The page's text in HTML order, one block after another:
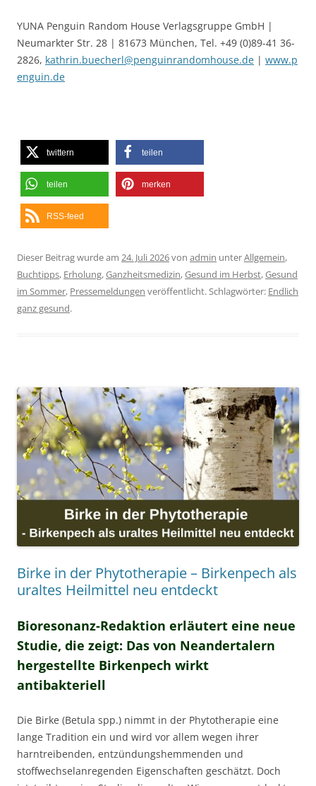
YUNA Penguin Random House Verlagsgruppe GmbH |
Neumarkter Str. 28 | 81673 München, Tel. +49 (0)89-41 36-
2826, kathrin.buecherl@penguinrandomhouse.de | www.p
enguin.de
twittern teilen
teilen merken
RSS-feed
Dieser Beitrag wurde am 24. Juli 2026von admin unterAllgemein,
Buchtipps, Erholung,Ganzheitsmedizin,Gesund im Herbst,Gesund
im Sommer, Pressemeldungen veröffentlicht. Schlagwörter: Endlich
ganz gesund.
Birke in der Phytotherapie – Birkenpech als
uraltes Heilmittel neu entdeckt
Bioresonanz-Redaktion erläutert eine neue
Studie, die zeigt: Das von Neandertalern
hergestellte Birkenpech wirkt
antibakteriell
Die Birke (Betula spp.) nimmt in der Phytotherapie eine
lange Tradition ein und wird vor allem wegen ihrer
harntreibenden, entzündungshemmenden und
stoffwechselanregenden Eigenschaften geschätzt. Doch